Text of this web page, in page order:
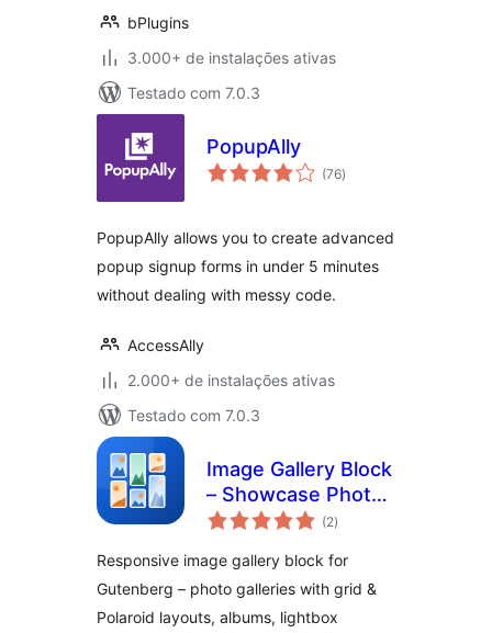
bPlugins
3.000+ de instalações ativas
Testado com 7.0.3
PopupAlly
(76total
de
)
PopupAlly allows you to create advanced
popup signup forms in under 5 minutes
without dealing with messy code.
AccessAlly
2.000+ de instalações ativas
Testado com 7.0.3
Image Gallery Block
– Showcase Photos
in Stunning (2total
de
)
Responsive image gallery block for
Gutenberg – photo galleries with grid &
Polaroid layouts, albums, lightbox